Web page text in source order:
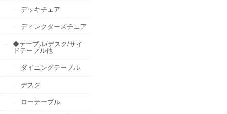
デッキチェア
ディレクターズチェア
◆テーブル/デスク/サイ
ドテーブル他
ダイニングテーブル
デスク
ローテーブル